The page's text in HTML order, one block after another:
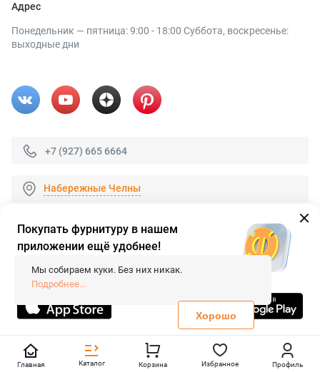
Адрес
Понедельник — пятница: 9:00 - 18:00 Суббота, воскресенье:
выходные дни
+7 (927) 665 6664
Набережные Челны
© 2026 «FieraShop.ru»
Сопровождение сайта
- Вебформат.
Все права защищены.
Не является публичной офертой
Политика конфиденциальности
Главная Каталог Корзина Избранное Профиль
Покупать фурнитуру в нашем
приложении ещё удобнее!
Мы собираем куки. Без них никак.
Подробнее...
Хорошо